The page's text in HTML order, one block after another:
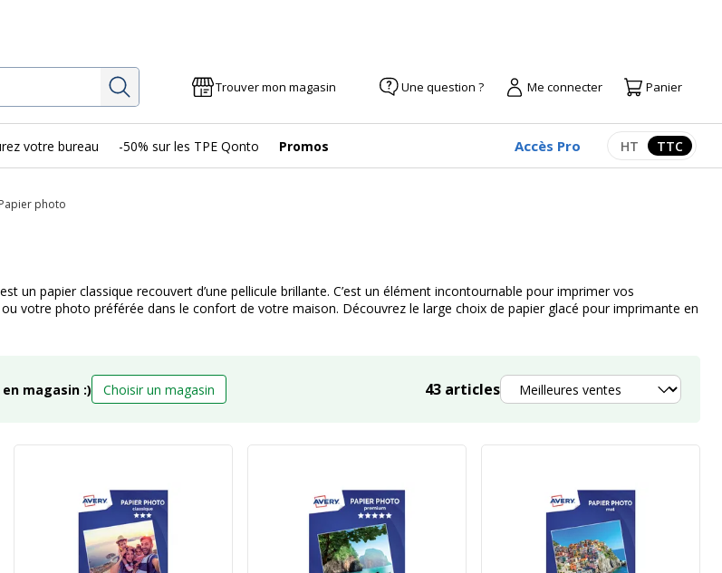
Rechercher Trouver mon magasin Une question ? Me connecter Panier
votre bureau -50% sur les TPE Qonto Promos Accès Pro Afficher les
HT TTC
photo
un papier classique recouvert d’une pellicule brillante. C’est un élément incontournable pour imprimer vos
votre photo préférée dans le confort de votre maison. Découvrez le large choix de papier glacé pour imprimante en
magasin :) Choisir un magasin 43 articlesTrier